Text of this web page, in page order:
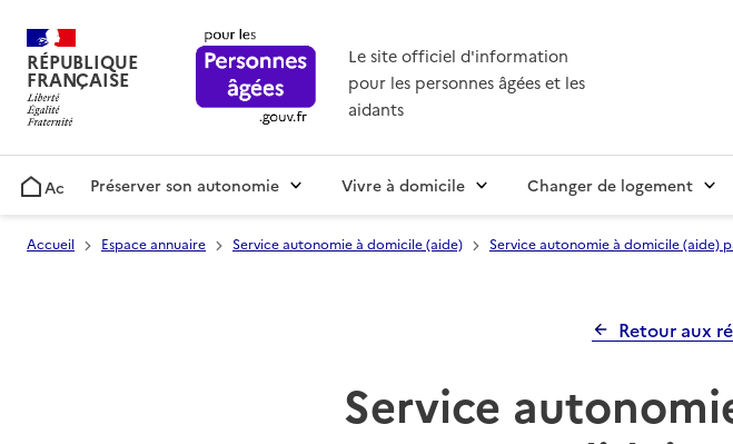
RÉPUBLIQUE
FRANÇAISE
Le site officiel d'information
pour les personnes âgées et les
aidants
AccueilPréserver son autonomie Vivre à domicile Changer de logement
Accueil Espace annuaire Service autonomie à domicile (aide) Service autonomie à domicile (aide)
Retour aux
Service